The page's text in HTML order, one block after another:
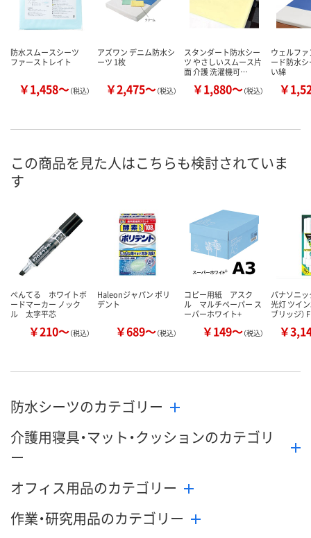
防水スムースシーツ
ファーストレイト
￥1,458～（税込）
アズワン デニム防水シ
ーツ 1枚
￥2,475～（税込）
スタンダート防水シー
ツ やさしいスムース片
面 介護 洗濯機可…
￥1,880～（税込）
ウェルフ
ード防水
い綿
￥
この商品を見た人はこちらも検討されていま
す
ぺんてる ホワイトボ
ードマーカー ノック
ル 太字平芯
￥210～（税込）
Haleonジャパン ポリ
デント
￥689～（税込）
コピー用紙 アスク
ル マルチペーパー ス
ーパーホワイト+
￥149～（税込）
パナソニ
光灯 ツイン
ブリッジ）
￥
防水シーツのカテゴリー
介護用寝具・マット・クッションのカテゴリ
ー
オフィス用品のカテゴリー
作業・研究用品のカテゴリー